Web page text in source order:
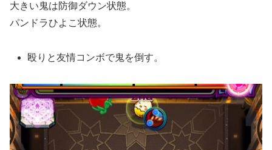
大きい鬼は防御ダウン状態。
パンドラひよこ状態。
殴りと友情コンボで鬼を倒す。